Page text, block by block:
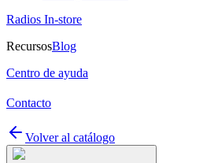
Radios In-store
RecursosBlog
Centro de ayuda
Contacto
Volver al catálogo